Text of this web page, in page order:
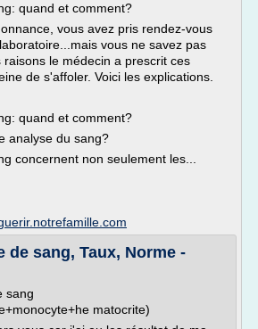
quand et comment?
vous avez pris rendez-vous
vous ne savez pas
le médecin a prescrit ces
de s'affoler. Voici les explications.
quand et comment?
analyse du sang?
concernent non seulement les...
de sang, Taux, Norme -
sang
matocrite)